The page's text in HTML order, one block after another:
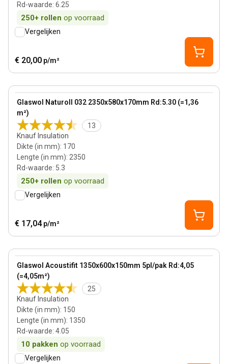
Rd-waarde: 6.25
250+ rollen op voorraad
Vergelijken
€ 20,00 p/m²
Bestseller
Glaswol Naturoll 032 2350x580x170mm Rd:5.30 (=1,36
m²)
13
Knauf Insulation
Dikte (in mm): 170
Lengte (in mm): 2350
Rd-waarde: 5.3
250+ rollen op voorraad
View product
Vergelijken
€ 17,04 p/m²
Bestseller
Glaswol Acoustifit 1350x600x150mm 5pl/pak Rd:4,05
(=4,05m²)
25
Knauf Insulation
Dikte (in mm): 150
Lengte (in mm): 1350
Rd-waarde: 4.05
10 pakken op voorraad
View product
Vergelijken